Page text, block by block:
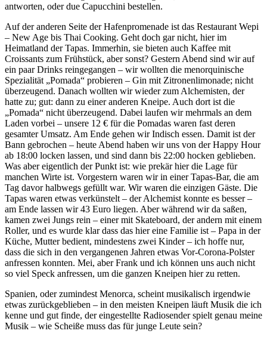
antworten, oder due Capucchini bestellen.
Auf der anderen Seite der Hafenpromenade ist das Restaurant Wepi
– New Age bis Thai Cooking. Geht doch gar nicht, hier im
Heimatland der Tapas. Immerhin, sie bieten auch Kaffee mit
Croissants zum Frühstück, aber sonst? Gestern Abend sind wir auf
ein paar Drinks reingegangen – wir wollten die menorquinische
Spezialität „Pomada“ probieren – Gin mit Zitronenlimonade; nicht
überzeugend. Danach wollten wir wieder zum Alchemisten, der
hatte zu; gut: dann zu einer anderen Kneipe. Auch dort ist die
„Pomada“ nicht überzeugend. Dabei laufen wir mehrmals an dem
Laden vorbei – unsere 12 € für die Pomadas waren fast deren
gesamter Umsatz. Am Ende gehen wir Indisch essen. Damit ist der
Bann gebrochen – heute Abend haben wir uns von der Happy Hour
ab 18:00 locken lassen, und sind dann bis 22:00 hocken geblieben.
Was aber eigentlich der Punkt ist: wie prekär hier die Lage für
manchen Wirte ist. Vorgestern waren wir in einer Tapas-Bar, die am
Tag davor halbwegs gefüllt war. Wir waren die einzigen Gäste. Die
Tapas waren etwas verkünstelt – der Alchemist konnte es besser –
am Ende lassen wir 43 Euro liegen. Aber während wir da saßen,
kamen zwei Jungs rein – einer mit Skateboard, der andern mit einem
Roller, und es wurde klar dass das hier eine Familie ist – Papa in der
Küche, Mutter bedient, mindestens zwei Kinder – ich hoffe nur,
dass die sich in den vergangenen Jahren etwas Vor-Corona-Polster
anfressen konnten. Mei, aber Frank und ich können uns auch nicht
so viel Speck anfressen, um die ganzen Kneipen hier zu retten.
Spanien, oder zumindest Menorca, scheint musikalisch irgendwie
etwas zurückgeblieben – in den meisten Kneipen läuft Musik die ich
kenne und gut finde, der eingestellte Radiosender spielt genau meine
Musik – wie Scheiße muss das für junge Leute sein?